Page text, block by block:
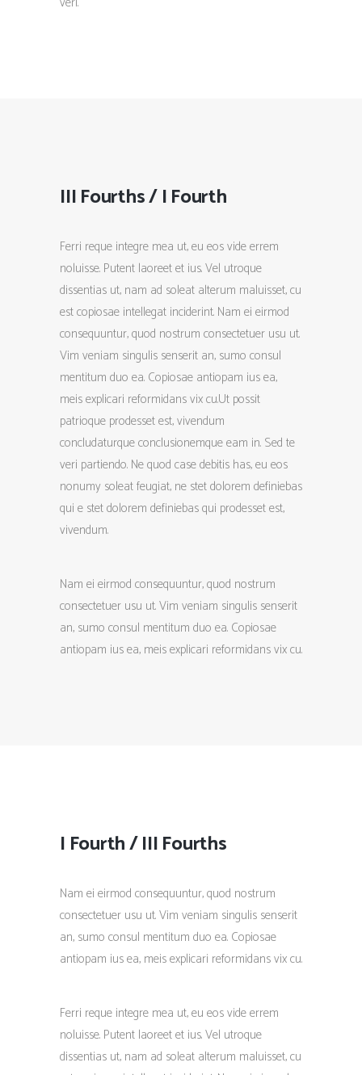
III Fourths / I Fourth
Ferri reque integre mea ut, eu eos vide errem
noluisse. Putent laoreet et ius. Vel utroque
dissentias ut, nam ad soleat alterum maluisset, cu
est copiosae intellegat inciderint. Nam ei eirmod
consequuntur, quod nostrum consectetuer usu ut.
Vim veniam singulis senserit an, sumo consul
mentitum duo ea. Copiosae antiopam ius ea,
meis explicari reformidans vix cu.Ut possit
patrioque prodesset est, vivendum
concludaturque conclusionemque eam in. Sed te
veri partiendo. Ne quod case debitis has, eu eos
nonumy soleat feugiat, ne stet dolorem definiebas
qui e stet dolorem definiebas qui prodesset est,
vivendum.
Nam ei eirmod consequuntur, quod nostrum
consectetuer usu ut. Vim veniam singulis senserit
an, sumo consul mentitum duo ea. Copiosae
antiopam ius ea, meis explicari reformidans vix cu.
I Fourth / III Fourths
Nam ei eirmod consequuntur, quod nostrum
consectetuer usu ut. Vim veniam singulis senserit
an, sumo consul mentitum duo ea. Copiosae
antiopam ius ea, meis explicari reformidans vix cu.
Ferri reque integre mea ut, eu eos vide errem
noluisse. Putent laoreet et ius. Vel utroque
dissentias ut, nam ad soleat alterum maluisset, cu